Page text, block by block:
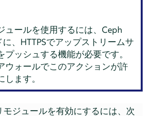
ュールを使用するには、Ceph
に、HTTPSでアップストリームサ
プッシュする機能が必要です。
ウォールでこのアクションが許
ます。
モジュールを有効にするには、次